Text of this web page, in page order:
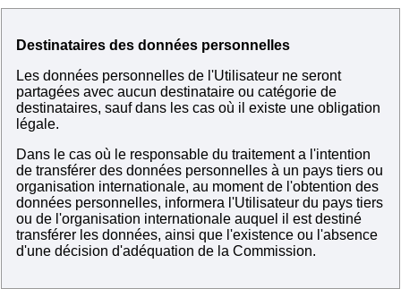
Destinataires des données personnelles
Les données personnelles de l'Utilisateur ne seront
partagées avec aucun destinataire ou catégorie de
destinataires, sauf dans les cas où il existe une obligation
légale.
Dans le cas où le responsable du traitement a l'intention
de transférer des données personnelles à un pays tiers ou
organisation internationale, au moment de l'obtention des
données personnelles, informera l'Utilisateur du pays tiers
ou de l'organisation internationale auquel il est destiné
transférer les données, ainsi que l'existence ou l'absence
d'une décision d'adéquation de la Commission.